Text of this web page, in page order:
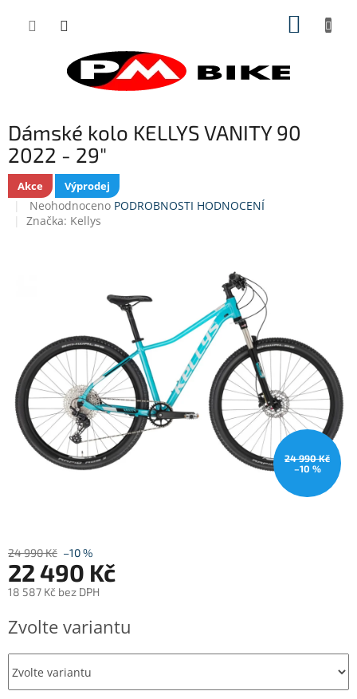
Dámské kolo KELLYS VANITY 90
2022 - 29"
Akce Výprodej
Průměrné
hodnocení
Neohodnoceno PODROBNOSTI HODNOCENÍ
Značka: Kellys
24 990 Kč
–10 %
24 990 Kč –10 %
22 490 Kč
18 587 Kč bez DPH
cena:
Zvolte variantu